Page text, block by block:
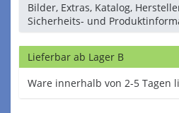
Bilder, Extras, Katalog,
Sicherheits- und
Lieferbar ab Lager B
Ware innerhalb von 2-5 Tagen